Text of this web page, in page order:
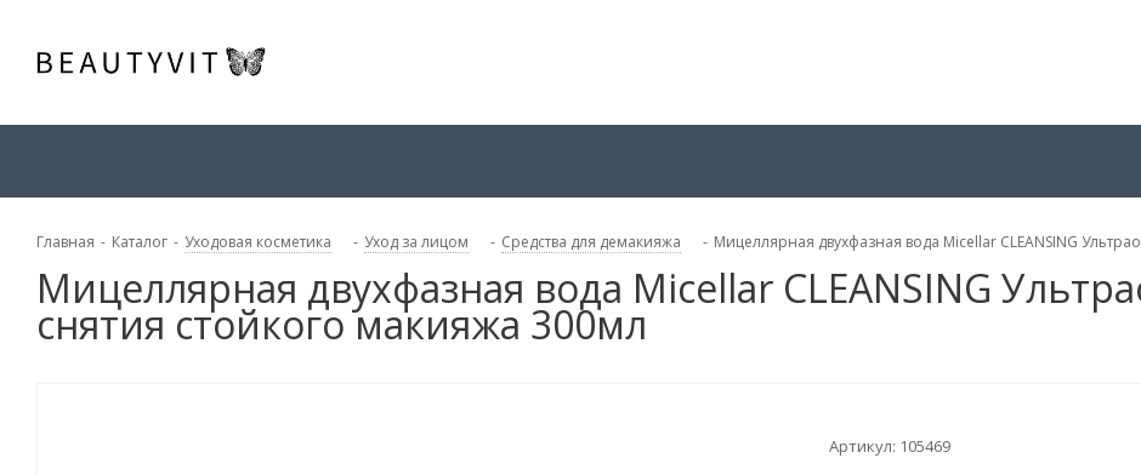
Главная - Каталог - Уходовая косметика - Уход за лицом - Средства для демакияжа - Мицеллярная двухфазная вода Micellar CLEANSING
Мицеллярная двухфазная вода Micellar CLEANSING
снятия стойкого макияжа 300мл
Артикул: 105469